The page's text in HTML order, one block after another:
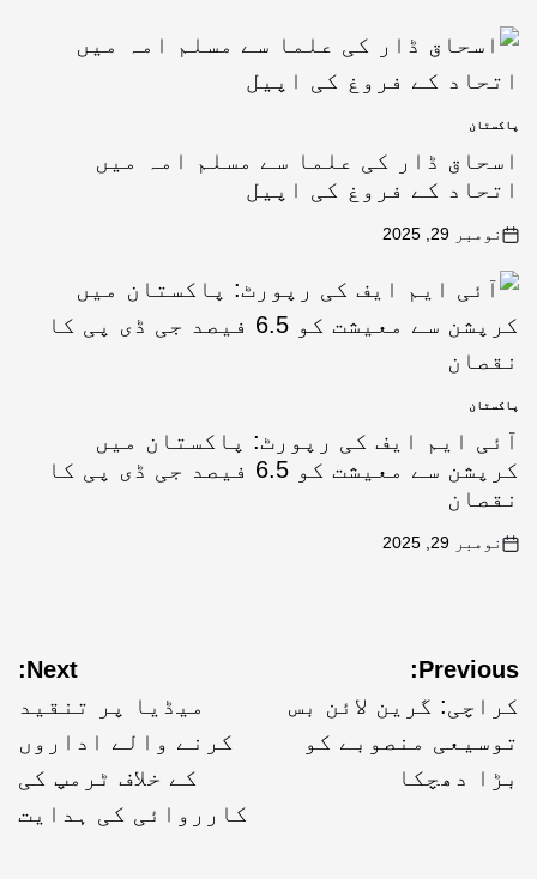
پاکستان
اسحاق ڈار کی علما سے مسلم امہ میں
اتحاد کے فروغ کی اپیل
نومبر 29, 2025
پاکستان
آئی ایم ایف کی رپورٹ: پاکستان میں
کرپشن سے معیشت کو 6.5 فیصد جی ڈی پی کا
نقصان
نومبر 29, 2025
Previous:
کراچی: گرین لائن بس
توسیعی منصوبے کو
بڑا دھچکا
Next:
میڈیا پر تنقید
کرنے والے اداروں
کے خلاف ٹرمپ کی
کارروائی کی ہدایت